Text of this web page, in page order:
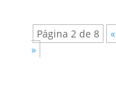
Página 2 de 8 «
»